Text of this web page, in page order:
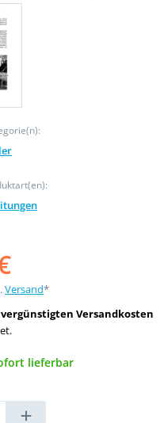
Versand*
vergünstigten Versandkosten
lieferbar